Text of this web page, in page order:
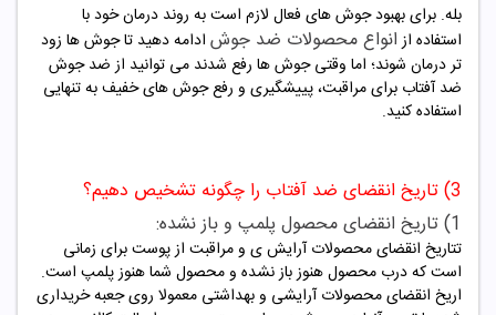
بله. برای بهبود جوش های فعال لازم است به روند درمان خود با
استفاده از انواع محصولات ضد جوش ادامه دهید تا جوش ها زود
تر درمان شوند؛ اما وقتی جوش ها رفع شدند می توانید از ضد جوش
ضد آفتاب برای مراقبت، پییشگیری و رفع جوش های خفیف به تنهایی
استفاده کنید.
3) تاریخ انقضای ضد آفتاب را چگونه تشخیص دهیم؟
1) تاریخ انقضای محصول پلمپ و باز نشده:
تتاریخ انقضای محصولات آرایش ی و مراقبت از پوست برای زمانی
است که درب محصول هنوز باز نشده و محصول شما هنوز پلمپ است.
اریخ انقضای محصولات آرایشی و بهداشتی معمولا روی جعبه خریداری